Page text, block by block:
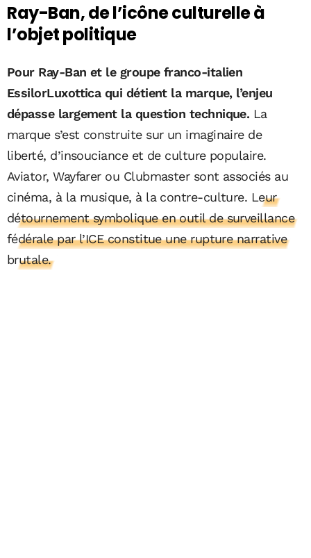
Ray-Ban, de l’icône culturelle à
l’objet politique
Pour Ray-Ban et le groupe franco-italien
EssilorLuxottica qui détient la marque, l’enjeu
dépasse largement la question technique. La
marque s’est construite sur un imaginaire de
liberté, d’insouciance et de culture populaire.
Aviator, Wayfarer ou Clubmaster sont associés au
cinéma, à la musique, à la contre-culture. Leur
détournement symbolique en outil de surveillance
fédérale par l’ICE constitue une rupture narrative
brutale.